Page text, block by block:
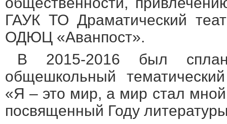
ГАУК ТО Драматический
ОДЮЦ «Аванпост».
В 2015-2016 был
общешкольный
«Я – это мир, а мир стал
посвященный Году